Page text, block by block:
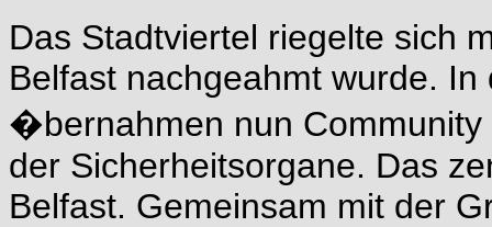
Das Stadtviertel riegelte sich
Belfast nachgeahmt wurde.
�bernahmen nun
der Sicherheitsorgane. Das
Belfast. Gemeinsam mit der